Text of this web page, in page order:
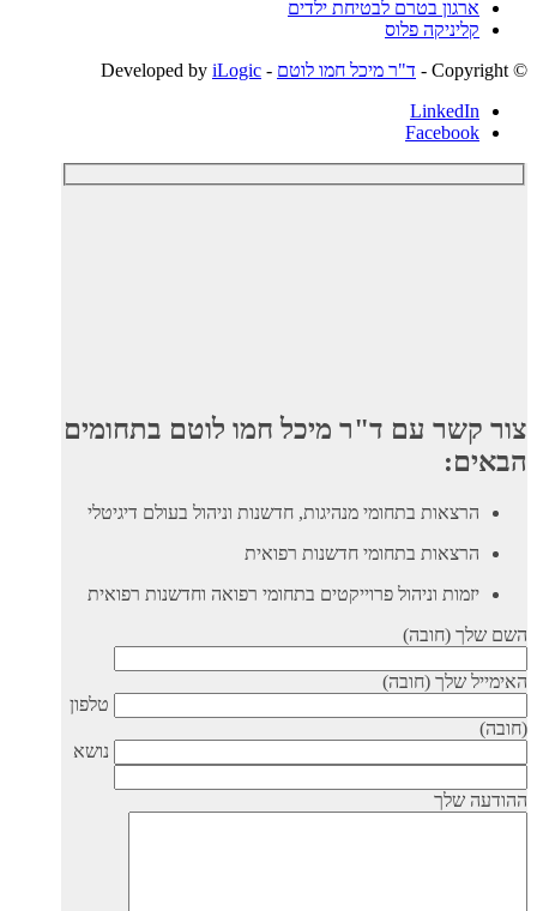
ארגון בטרם לבטיחת ילדים
קליניקה פלוס
ד"ר מיכל חמו לוטם- Developed by
iLogic
LinkedIn
Facebook
קשר עם ד"ר מיכל חמו לוטם בתחומים
הרצאות בתחומי מנהיגות, חדשנות וניהול בעולם דיגיטלי
הרצאות בתחומי חדשנות רפואית
יזמות וניהול פרוייקטים בתחומי רפואה וחדשנות רפואית
(חובה)
שלך (חובה)
שלך